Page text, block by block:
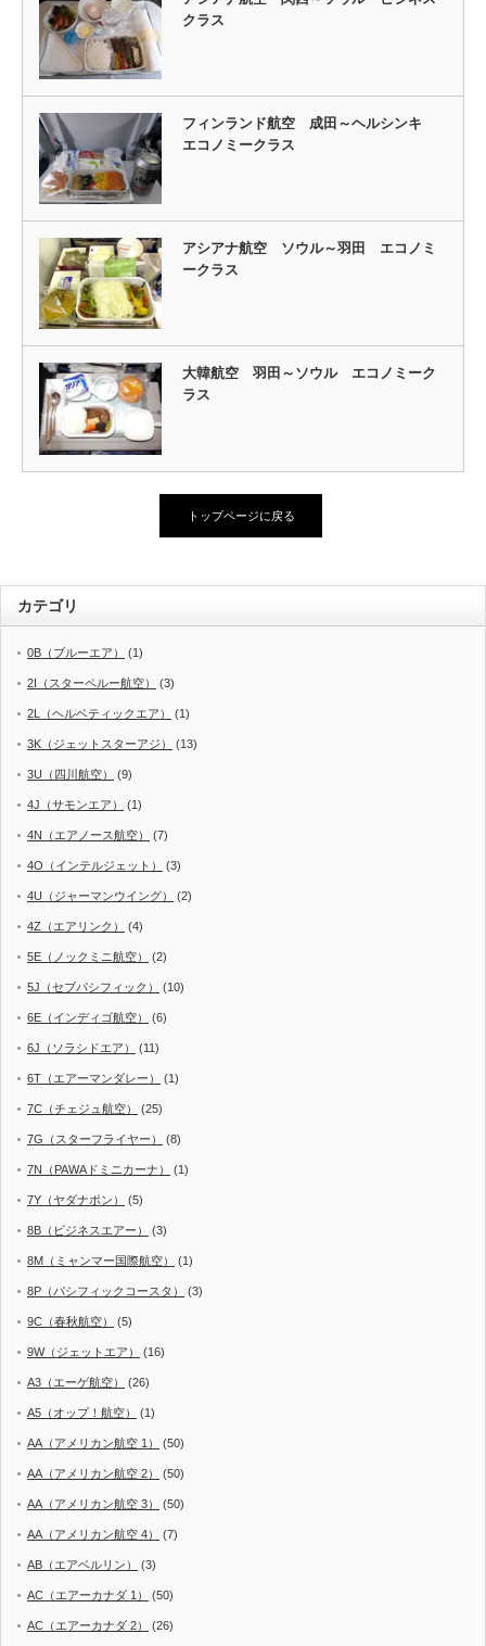
クラス
フィンランド航空 成田～ヘルシンキ
エコノミークラス
アシアナ航空 ソウル～羽田 エコノミ
ークラス
大韓航空 羽田～ソウル エコノミーク
ラス
トップページに戻る
カテゴリ
0B（ブルーエア） (1)
2I（スターペルー航空） (3)
2L（ヘルベティックエア） (1)
3K（ジェットスターアジ） (13)
3U（四川航空） (9)
4J（サモンエア） (1)
4N（エアノース航空） (7)
4O（インテルジェット） (3)
4U（ジャーマンウイング） (2)
4Z（エアリンク） (4)
5E（ノックミニ航空） (2)
5J（セブパシフィック） (10)
6E（インディゴ航空） (6)
6J（ソラシドエア） (11)
6T（エアーマンダレー） (1)
7C（チェジュ航空） (25)
7G（スターフライヤー） (8)
7N（PAWAドミニカーナ） (1)
7Y（ヤダナポン） (5)
8B（ビジネスエアー） (3)
8M（ミャンマー国際航空） (1)
8P（パシフィックコースタ） (3)
9C（春秋航空） (5)
9W（ジェットエア） (16)
A3（エーゲ航空） (26)
A5（オップ！航空） (1)
AA（アメリカン航空 1） (50)
AA（アメリカン航空 2） (50)
AA（アメリカン航空 3） (50)
AA（アメリカン航空 4） (7)
AB（エアベルリン） (3)
AC（エアーカナダ 1） (50)
AC（エアーカナダ 2） (26)